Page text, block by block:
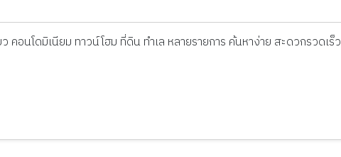
คอนโดมิเนียม ทาวน์โฮม ที่ดิน ทำเล หลายรายการ ค้นหาง่าย สะดวกรวดเร็ว